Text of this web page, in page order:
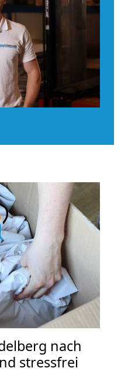
nach
stressfrei